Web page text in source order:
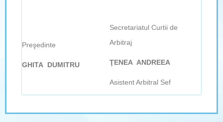
Preşedinte
GHITA DUMITRU
Secretariatul Curtii de
Arbitraj
ŢENEA ANDREEA
Asistent Arbitral Sef